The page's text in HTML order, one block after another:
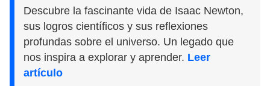
Descubre la fascinante vida de Isaac Newton,
sus logros científicos y sus reflexiones
profundas sobre el universo. Un legado que
nos inspira a explorar y aprender. Leer
artículo